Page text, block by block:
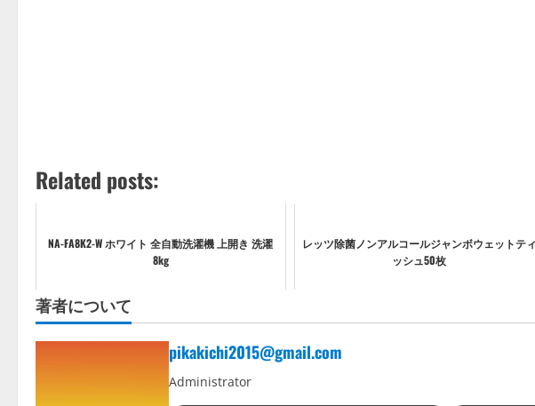
Related posts:
NA-FA8K2-W ホワイト 全自動洗濯機 上開き 洗濯
8kg
レッツ除菌ノンアルコールジャンボウェットティ
ッシュ50枚
著者について
pikakichi2015@gmail.com
Administrator